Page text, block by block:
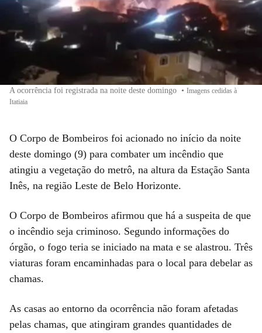
A ocorrência foi registrada na noite deste domingo • Imagens cedidas à
Itatiaia
O Corpo de Bombeiros foi acionado no início da noite
deste domingo (9) para combater um incêndio que
atingiu a vegetação do metrô, na altura da Estação Santa
Inês, na região Leste de Belo Horizonte.
O Corpo de Bombeiros afirmou que há a suspeita de que
o incêndio seja criminoso. Segundo informações do
órgão, o fogo teria se iniciado na mata e se alastrou. Três
viaturas foram encaminhadas para o local para debelar as
chamas.
As casas ao entorno da ocorrência não foram afetadas
pelas chamas, que atingiram grandes quantidades de